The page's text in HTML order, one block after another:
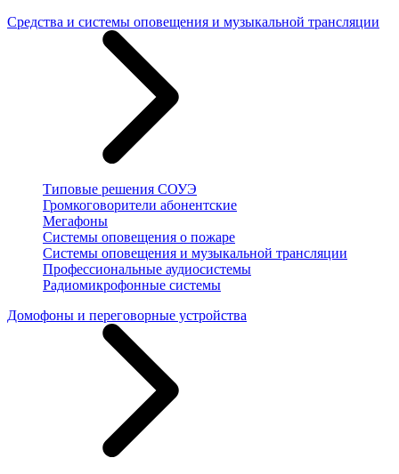
Средства и системы оповещения и музыкальной трансляции
Типовые решения СОУЭ
Громкоговорители абонентские
Мегафоны
Системы оповещения о пожаре
Системы оповещения и музыкальной трансляции
Профессиональные аудиосистемы
Радиомикрофонные системы
Домофоны и переговорные устройства